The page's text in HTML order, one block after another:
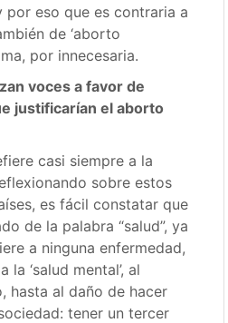
por eso que es contraria a
de ‘aborto
por innecesaria.
voces a favor de
justificarían el aborto
casi siempre a la
sobre estos
es fácil constatar que
de la palabra “salud”, ya
a ninguna enfermedad,
‘salud mental’, al
hasta al daño de hacer
tener un tercer